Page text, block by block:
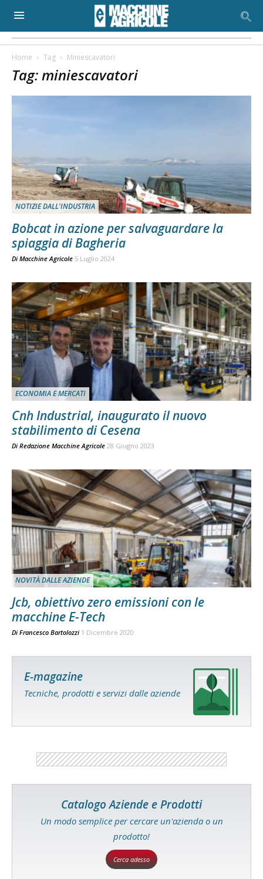
Home Tag Miniescavatori
Tag: miniescavatori
NOTIZIE DALL'INDUSTRIA
Bobcat in azione per salvaguardare la
spiaggia di Bagheria
Di Macchine Agricole 5 Luglio 2024
ECONOMIA E MERCATI
Cnh Industrial, inaugurato il nuovo
stabilimento di Cesena
Di Redazione Macchine Agricole 28 Giugno 2023
NOVITÀ DALLE AZIENDE
Jcb, obiettivo zero emissioni con le
macchine E-Tech
Di Francesco Bartolozzi 1 Dicembre 2020
E-magazine
Tecniche, prodotti e servizi dalle aziende
Catalogo Aziende e Prodotti
Un modo semplice per cercare un'azienda o un
prodotto!
Cerca adesso